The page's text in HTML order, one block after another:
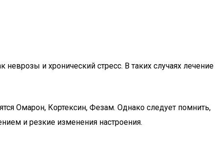
и хронический стресс. В таких случаях лечение
Омарон, Кортексин, Фезам. Однако следует помнить,
и резкие изменения настроения.